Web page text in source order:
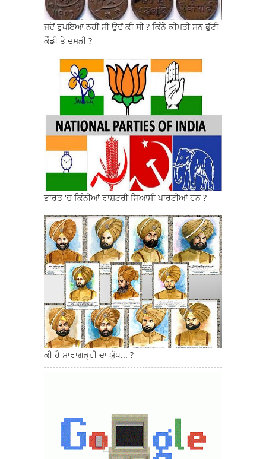
ਜਦੋਂ ਰੁਪਇਆ ਨਹੀਂ ਸੀ ਉਦੋਂ ਕੀ ਸੀ ? ਕਿੰਨੇ ਕੀਮਤੀ ਸਨ ਫੁੱਟੀ
ਕੌਡੀ ਤੇ ਦਮੜੀ ?
ਭਾਰਤ 'ਚ ਕਿੰਨੀਆਂ ਰਾਸ਼ਟਰੀ ਸਿਆਸੀ ਪਾਰਟੀਆਂ ਹਨ ?
ਕੀ ਹੈ ਸਾਰਾਗੜ੍ਹੀ ਦਾ ਯੁੱਧ... ?